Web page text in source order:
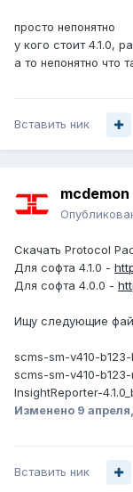
просто непонятно
у кого стоит 4.1.0,
а то непонятно что
Вставить ник
mcdemon
Скачать Protocol
Для софта 4.1.0 -
Для софта 4.0.0 -
Ищу следующие
scms-sm-v410-
scms-sm-v410-
InsightReporter-
Изменено 9
Вставить ник